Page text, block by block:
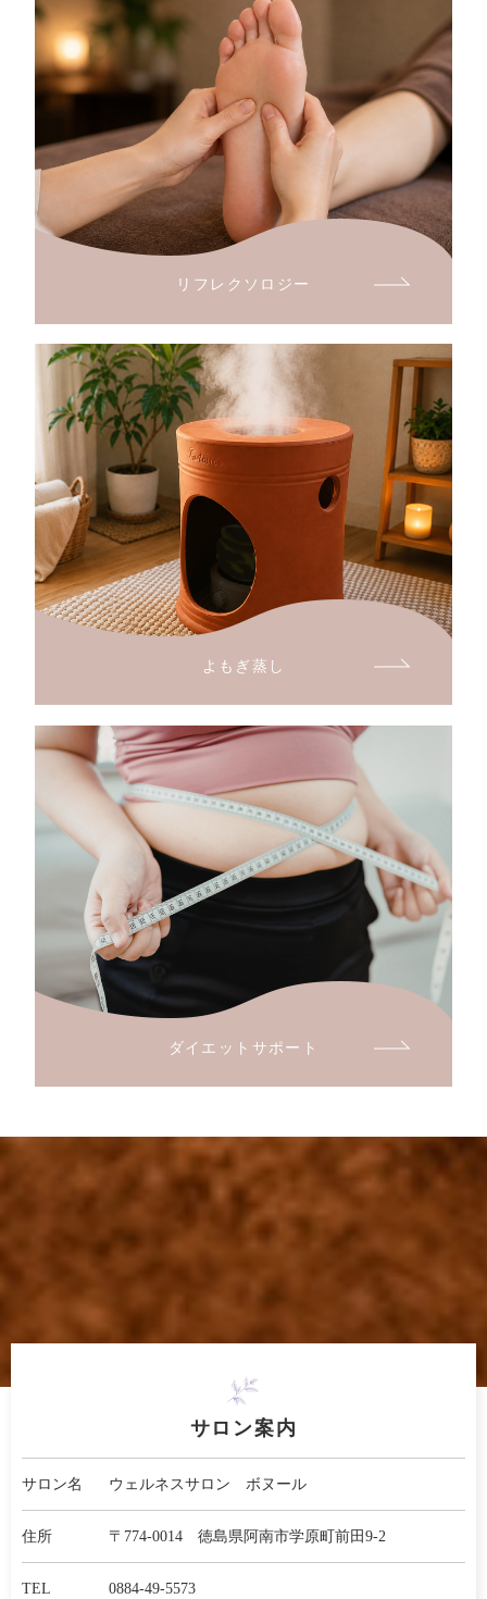
リフレクソロジー
よもぎ蒸し
ダイエットサポート
サロン案内
サロン名 ウェルネスサロン ボヌール
住所 〒774-0014 徳島県阿南市学原町前田9-2
TEL 0884-49-5573